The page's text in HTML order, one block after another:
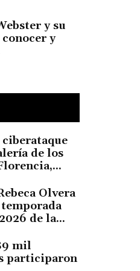
y su
y
de los
Olvera
de la...
mil
participaron